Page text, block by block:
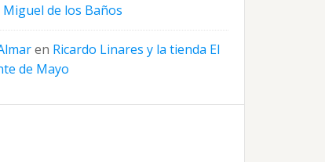
Miguel de los Baños
en Ricardo Linares y la tienda El
de Mayo